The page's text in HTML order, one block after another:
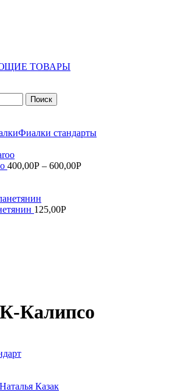
ТОВАРЫ
Поиск
Фиалки стандарты
400,00Р – 600,00Р
125,00Р
Калипсо
Казак